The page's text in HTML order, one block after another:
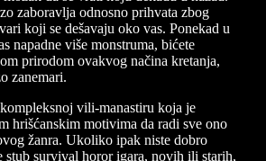
zaboravlja odnosno prihvata zbog
koji se dešavaju oko vas. Ponekad u
napadne više monstruma, bićete
prirodom ovakvog načina kretanja,
zanemari.
vili-manastiru koja je
hrišćanskim motivima da radi sve ono
žanra. Ukoliko ipak niste dobro
stub survival horor igara, novih ili starih,